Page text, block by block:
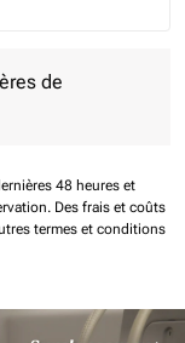
de
48 heures et
Des frais et coûts
termes et conditions